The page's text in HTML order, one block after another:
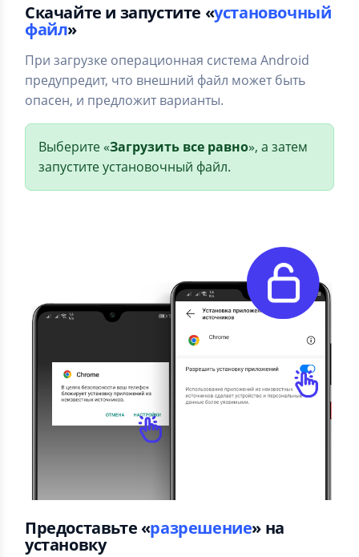
Скачайте и запустите «установочный
файл»
При загрузке операционная система Android
предупредит, что внешний файл может быть
опасен, и предложит варианты.
Выберите «Загрузить все равно», а затем
запустите установочный файл.
Предоставьте «разрешение» на
установку